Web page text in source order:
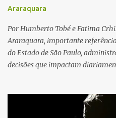
Araraquara
Por Humberto Tobé e Fatima
Araraquara, importante
do Estado de São Paulo,
decisões que impactam
município, mas também de
ampliando significativamente a